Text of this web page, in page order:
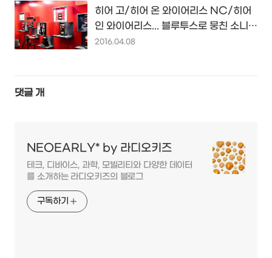
히어 고/히어 온 와이어리스 NC/히어
인 와이어리스... 블루투스로 뭉친 소니
무선 오디오 컬렉션...
2016.04.08
댓글 개
NEOEARLY* by 라디오키즈
테크, 디바이스, 과학, 모빌리티와 다양한 데이터
를 소개하는 라디오키즈의 블로그
구독하기